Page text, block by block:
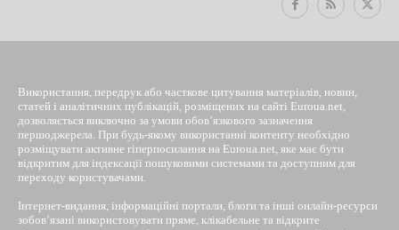
Використання, передрук або часткове цитування матеріалів, новин,
статей і аналітичних публікацій, розміщених на сайті Euroua.net,
дозволяється виключно за умови обов’язкового зазначення
першоджерела. При будь-якому використанні контенту необхідно
розміщувати активне гіперпосилання на Euroua.net, яке має бути
відкритим для індексації пошуковими системами та доступним для
переходу користувачами.
Інтернет-видання, інформаційні портали, блоги та інші онлайн-ресурси
зобов’язані використовувати пряме, клікабельне та відкрите